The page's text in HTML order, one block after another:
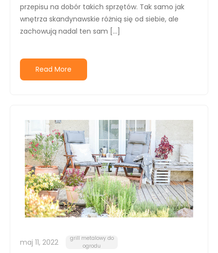
przepisu na dobór takich sprzętów. Tak samo jak
wnętrza skandynawskie różnią się od siebie, ale
zachowują nadal ten sam […]
Read More
maj 11, 2022
grill metalowy do
ogrodu